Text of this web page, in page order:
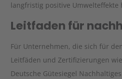
langfristig positive Umwelteffekte
Leitfaden für
Für Unternehmen, die sich für
Leitfäden und Zertifizierungen wie
Deutsche Gütesiegel